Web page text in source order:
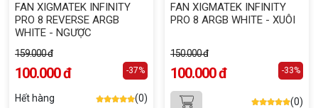
FAN XIGMATEK INFINITY
PRO 8 REVERSE ARGB
WHITE - NGƯỢC
159.000 đ
100.000 đ -37%
Hết hàng (0)
FAN XIGMATEK INFINITY
PRO 8 ARGB WHITE - XUÔI
150.000 đ
100.000 đ -33%
(0)